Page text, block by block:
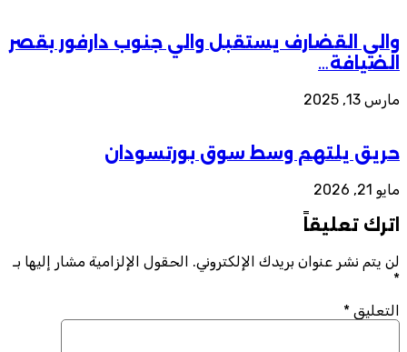
والي القضارف يستقبل والي جنوب دارفور بقصر
الضيافة…
مارس 13, 2025
حريق يلتهم وسط سوق بورتسودان
مايو 21, 2026
اترك تعليقاً
لن يتم نشر عنوان بريدك الإلكتروني. الحقول الإلزامية مشار إليها بـ
*
التعليق *